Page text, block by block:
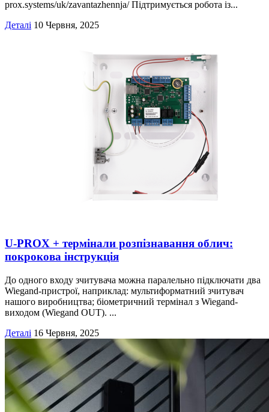
prox.systems/uk/zavantazhennja/ Підтримується робота із...
Деталі 10 Червня, 2025
U‑PROX + термінали розпізнавання облич:
покрокова інструкція
До одного входу зчитувача можна паралельно підключати два
Wiegand-пристрої, наприклад: мультиформатний зчитувач
нашого виробництва; біометричний термінал з Wiegand-
виходом (Wiegand OUT). ...
Деталі 16 Червня, 2025